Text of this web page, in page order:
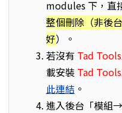
modules 下，直
整個刪除（非後
好）。
若沒有 Tad
載安裝 Tad
此連結 。
進入後台「模組